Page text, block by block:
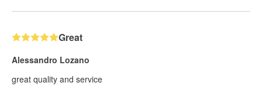
Great
Alessandro Lozano
great quality and service